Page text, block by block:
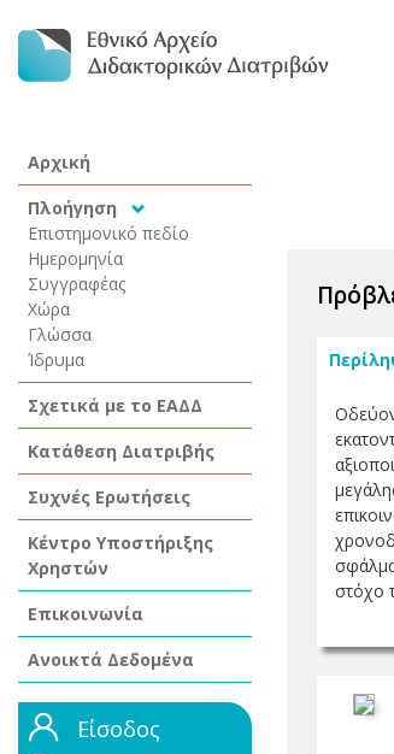
Αρχική
Πλοήγηση
Επιστημονικό πεδίο
Ημερομηνία
Συγγραφέας
Χώρα
Γλώσσα
Ίδρυμα
Σχετικά με το ΕΑΔΔ
Κατάθεση Διατριβής
Συχνές Ερωτήσεις
Κέντρο Υποστήριξης
Χρηστών
Επικοινωνία
Ανοικτά Δεδομένα
Είσοδος
στόχο